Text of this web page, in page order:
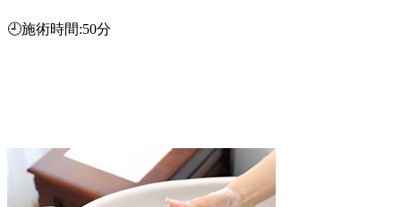
🕘施術時間:50分